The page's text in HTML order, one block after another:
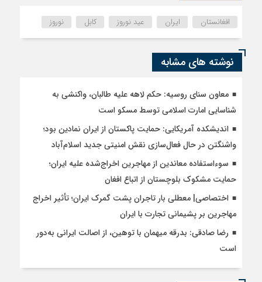
افغانستان ایران عید نوروز کابل نوروز
نوشته های مشابه
معاون سنای روسیه: حکم لاهه علیه طالبان، واکنشی به
شناسایی امارت اسلامی توسط مسکو است
اندیشکده آمریکایی: حمایت پاکستان از ایران نمادین بود؛
واشنگتن در حال فعال‌سازی نقش امنیتی جدید اسلام‌آباد
سوءاستفاده معاندین از مهاجرین اخراج‌شده علیه ایران؛
حمایت مشکوک بلوچستان از اتباع افغان
اختصاصی| معطلی بار تاجران پشت گمرک ایران؛ تأثیر اخراج
مهاجرین بر پشیمانی تجارت با ایران
رضا صادقی: بدرقه میهمان با توهین، از اصالت ایرانی به‌دور
است